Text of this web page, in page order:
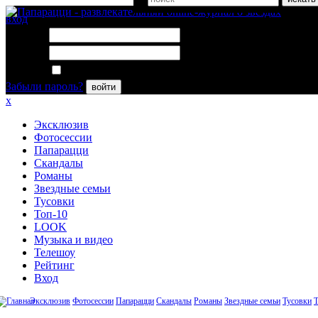
вход
Забыли пароль?
войти
x
Эксклюзив
Фотосессии
Папарацци
Скандалы
Романы
Звездные семьи
Тусовки
Топ-10
LOOK
Музыка и видео
Телешоу
Рейтинг
Вход
Эксклюзив Фотосессии Папарацци Скандалы Романы Звездные семьи Тусовки